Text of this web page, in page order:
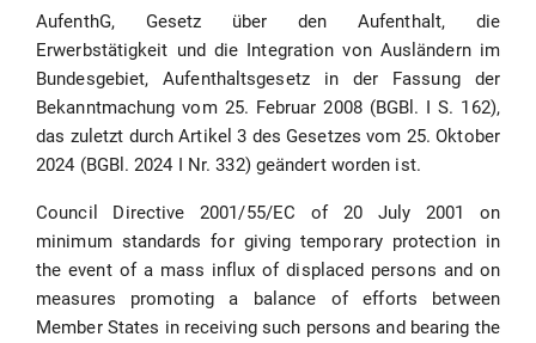
AufenthG, Gesetz über den Aufenthalt, die
Erwerbstätigkeit und die Integration von Ausländern im
Bundesgebiet, Aufenthaltsgesetz in der Fassung der
Bekanntmachung vom 25. Februar 2008 (BGBl. I S. 162),
das zuletzt durch Artikel 3 des Gesetzes vom 25. Oktober
2024 (BGBl. 2024 I Nr. 332) geändert worden ist.
Council Directive 2001/55/EC of 20 July 2001 on
minimum standards for giving temporary protection in
the event of a mass influx of displaced persons and on
measures promoting a balance of efforts between
Member States in receiving such persons and bearing the